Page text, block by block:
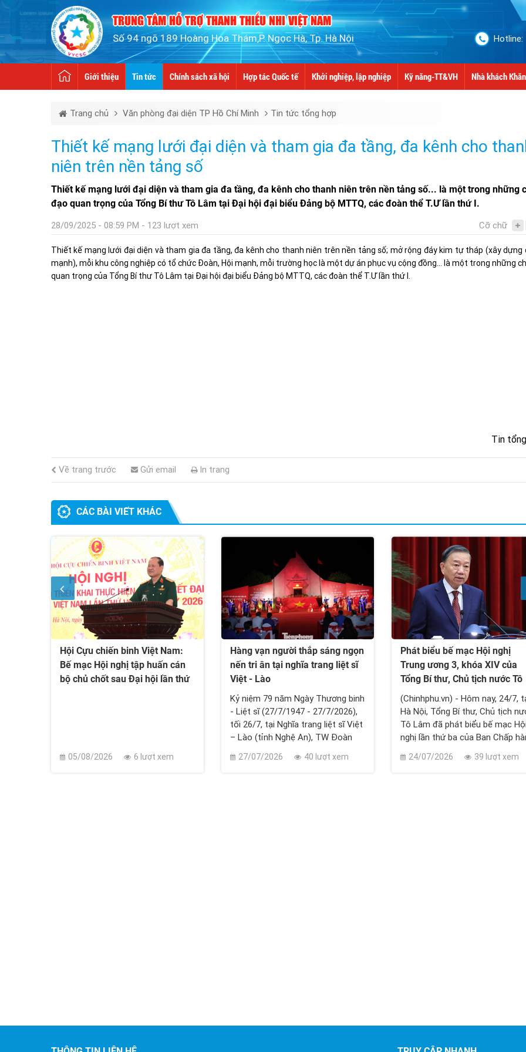
TRUNG TÂM HỖ TRỢ THANH THIẾU NHI VIỆT NAM
Số 94 ngõ 189 Hoàng Hoa Thám,P. Ngọc Hà, Tp. Hà Nội Hotline:
Giới thiệu Tin tức Chính sách xã hội Hợp tác Quốc tế Khởi nghiệp, lập nghiệp Kỹ năng-TT&VH Nhà khách
Trang chủ Văn phòng đại diện TP Hồ Chí Minh Tin tức tổng hợp
Thiết kế mạng lưới đại diện và tham gia đa tầng, đa kênh cho
niên trên nền tảng số
Thiết kế mạng lưới đại diện và tham gia đa tầng, đa kênh cho thanh niên trên nền tảng số... là một trong những
đạo quan trọng của Tổng Bí thư Tô Lâm tại Đại hội đại biểu Đảng bộ MTTQ, các đoàn thể T.Ư lần thứ I.
28/09/2025 - 08:59 PM - 123 lượt xem Cỡ chữ
Thiết kế mạng lưới đại diện và tham gia đa tầng, đa kênh cho thanh niên trên nền tảng số; mở rộng đáy kim tự tháp (xây dựng
mạnh), mỗi khu công nghiệp có tổ chức Đoàn, Hội mạnh, mỗi trường học là một dự án phục vụ cộng đồng... là một trong những
quan trọng của Tổng Bí thư Tô Lâm tại Đại hội đại biểu Đảng bộ MTTQ, các đoàn thể T.Ư lần thứ I.
Tin
Về trang trước Gửi email In trang
CÁC BÀI VIẾT KHÁC
Hội Cựu chiến binh Việt Nam:
Bế mạc Hội nghị tập huấn cán
bộ chủ chốt sau Đại hội lần thứ
05/08/2026 6 lượt xem
Hàng vạn người thắp sáng ngọn
nến tri ân tại nghĩa trang liệt sĩ
Việt - Lào
Kỷ niệm 79 năm Ngày Thương binh
- Liệt sĩ (27/7/1947 - 27/7/2026),
tối 26/7, tại Nghĩa trang liệt sĩ Việt
– Lào (tỉnh Nghệ An), TW Đoàn
hợp với Bộ Nội vụ, tỉnh Nghệ An và
27/07/2026 40 lượt xem
Phát biểu bế mạc Hội nghị
Trung ương 3, khóa XIV của
Tổng Bí thư, Chủ tịch nước Tô
Lâm
(Chinhphu.vn) - Hôm nay, 24/7,
Hà Nội, Tổng Bí thư, Chủ tịch
Tô Lâm đã phát biểu bế mạc Hội
nghị lần thứ ba của Ban Chấp
Thông tin và Truyền thông Chính
24/07/2026 39 lượt xem